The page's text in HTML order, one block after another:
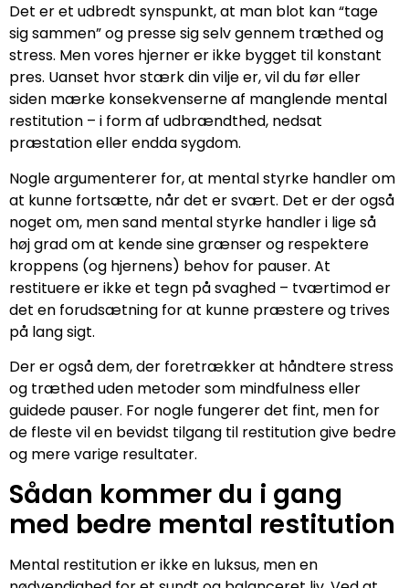
Det er et udbredt synspunkt, at man blot kan “tage
sig sammen” og presse sig selv gennem træthed og
stress. Men vores hjerner er ikke bygget til konstant
pres. Uanset hvor stærk din vilje er, vil du før eller
siden mærke konsekvenserne af manglende mental
restitution – i form af udbrændthed, nedsat
præstation eller endda sygdom.
Nogle argumenterer for, at mental styrke handler om
at kunne fortsætte, når det er svært. Det er der også
noget om, men sand mental styrke handler i lige så
høj grad om at kende sine grænser og respektere
kroppens (og hjernens) behov for pauser. At
restituere er ikke et tegn på svaghed – tværtimod er
det en forudsætning for at kunne præstere og trives
på lang sigt.
Der er også dem, der foretrækker at håndtere stress
og træthed uden metoder som mindfulness eller
guidede pauser. For nogle fungerer det fint, men for
de fleste vil en bevidst tilgang til restitution give bedre
og mere varige resultater.
Sådan kommer du i gang
med bedre mental restitution
Mental restitution er ikke en luksus, men en